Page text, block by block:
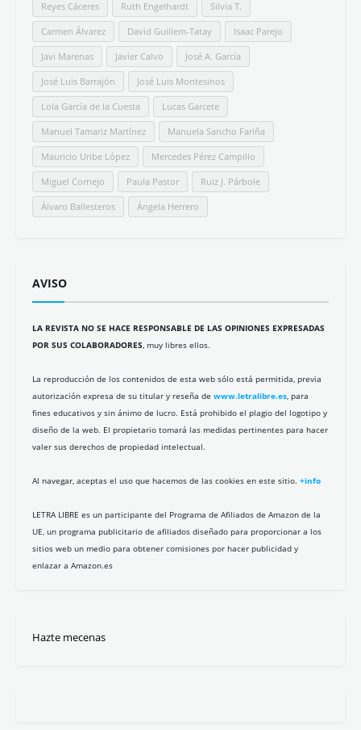
Reyes Cáceres Ruth Engelhardt Silvia T.
Carmen Álvarez David Guillem-Tatay Isaac Parejo
Javi Marenas Javier Calvo José A. García
José Luis Barrajón José Luis Montesinos
Lola García de la Cuesta Lucas Garcete
Manuel Tamariz Martínez Manuela Sancho Fariña
Mauricio Uribe López Mercedes Pérez Campillo
Miguel Cornejo Paula Pastor Ruiz J. Párbole
Álvaro Ballesteros Ángela Herrero
AVISO
LA REVISTA NO SE HACE RESPONSABLE DE LAS OPINIONES EXPRESADAS
POR SUS COLABORADORES, muy libres ellos.
La reproducción de los contenidos de esta web sólo está permitida, previa
autorización expresa de su titular y reseña de www.letralibre.es, para
fines educativos y sin ánimo de lucro. Está prohibido el plagio del logotipo y
diseño de la web. El propietario tomará las medidas pertinentes para hacer
valer sus derechos de propiedad intelectual.
Al navegar, aceptas el uso que hacemos de las cookies en este sitio. +info
LETRA LIBRE es un participante del Programa de Afiliados de Amazon de la
UE, un programa publicitario de afiliados diseñado para proporcionar a los
sitios web un medio para obtener comisiones por hacer publicidad y
enlazar a Amazon.es
Hazte mecenas